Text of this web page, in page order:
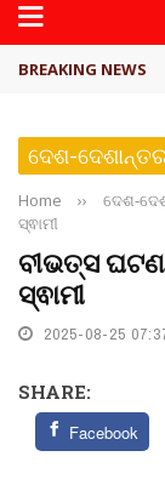
BREAKING NEWS
ଦେଶ-
Home ›› ଦେଶ-
ସ୍ଵାମୀ
ବୀଭତ୍ସ
ସ୍ଵାମୀ
2025-08-25
SHARE:
Facebook